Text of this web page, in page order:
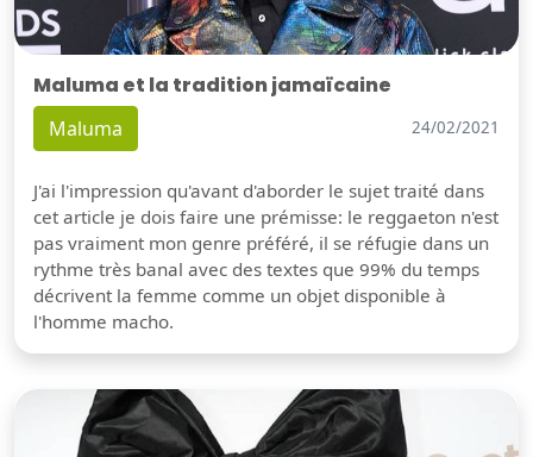
Maluma et la tradition jamaïcaine
Maluma 24/02/2021
J'ai l'impression qu'avant d'aborder le sujet traité dans
cet article je dois faire une prémisse: le reggaeton n'est
pas vraiment mon genre préféré, il se réfugie dans un
rythme très banal avec des textes que 99% du temps
décrivent la femme comme un objet disponible à
l'homme macho.